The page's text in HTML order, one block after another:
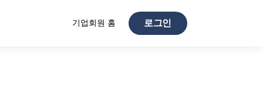
기업회원 홈 로그인